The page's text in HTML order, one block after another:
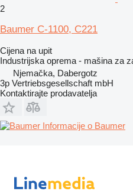
2
Baumer C-1100, C221
Cijena na upit
Industrijska oprema - mašina za
Njemačka, Dabergotz
3p Vertriebsgesellschaft mbH
Kontaktirajte prodavatelja
Informacije o Baumer